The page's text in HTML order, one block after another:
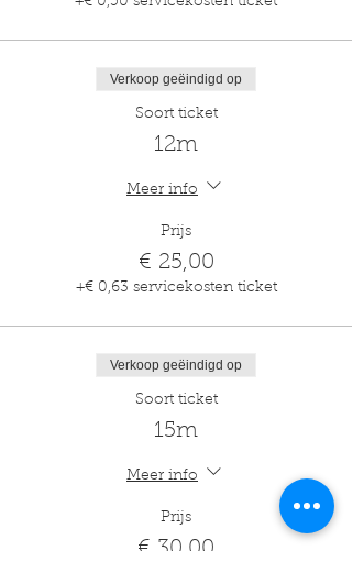
Verkoop geëindigd op
Soort ticket
12m
Meer info
Prijs
€ 25,00
+€ 0,63 servicekosten ticket
Verkoop geëindigd op
Soort ticket
15m
Meer info
Prijs
€ 30,00